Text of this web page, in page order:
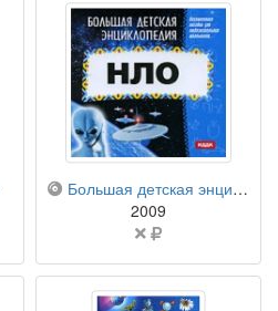
компакт-диск
Большая детская энциклопедия. НЛО
2009
Цена
указана